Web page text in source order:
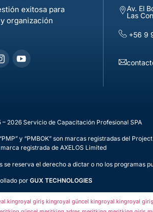
exitosa para
organización
Av. El
Las
+56 9
– 2026 Servicio de Capacitación Profesional SPA
“PMP” y “PMBOK” son marcas registradas del
marca registrada de AXELOS Limited
se reserva el derecho a dictar o no los programas
por GUX TECHNOLOGIES
kingroyal giriş kingroyal güncel kingroyal kingroyal giriş